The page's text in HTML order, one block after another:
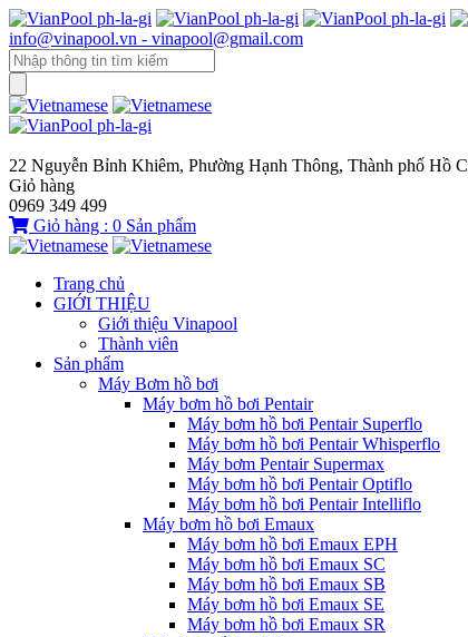
info@vinapool.vn - vinapool@gmail.com
22 Nguyễn Bỉnh Khiêm, Phường Hạnh Thông, Thành phố Hồ
Giỏ hàng
0969 349 499
Giỏ hàng : 0 Sản phẩm
Trang chủ
GIỚI THIỆU
Giới thiệu Vinapool
Thành viên
Sản phẩm
Máy Bơm hồ bơi
Máy bơm hồ bơi Pentair
Máy bơm hồ bơi Pentair Superflo
Máy bơm hồ bơi Pentair Whisperflo
Máy bơm Pentair Supermax
Máy bơm hồ bơi Pentair Optiflo
Máy bơm hồ bơi Pentair Intelliflo
Máy bơm hồ bơi Emaux
Máy bơm hồ bơi Emaux EPH
Máy bơm hồ bơi Emaux SC
Máy bơm hồ bơi Emaux SB
Máy bơm hồ bơi Emaux SE
Máy bơm hồ bơi Emaux SR